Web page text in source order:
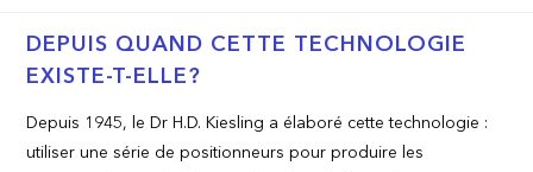
DEPUIS QUAND CETTE TECHNOLOGIE
EXISTE-T-ELLE?
Depuis 1945, le Dr H.D. Kiesling a élaboré cette technologie :
utiliser une série de positionneurs pour produire les